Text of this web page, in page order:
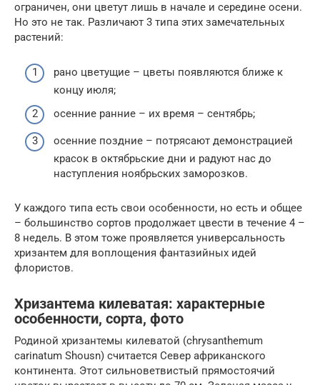
ограничен, они цветут лишь в начале и середине осени.
Но это не так. Различают 3 типа этих замечательных
растений:
рано цветущие – цветы появляются ближе к
концу июля;
осенние ранние – их время – сентябрь;
осенние поздние – потрясают демонстрацией
красок в октябрьские дни и радуют нас до
наступления ноябрьских заморозков.
У каждого типа есть свои особенности, но есть и общее
– большинство сортов продолжает цвести в течение 4 –
8 недель. В этом тоже проявляется универсальность
хризантем для воплощения фантазийных идей
флористов.
Хризантема килеватая: характерные
особенности, сорта, фото
Родиной хризантемы килеватой (chrysanthemum
carinatum Shousn) считается Север африканского
континента. Этот сильноветвистый прямостоячий